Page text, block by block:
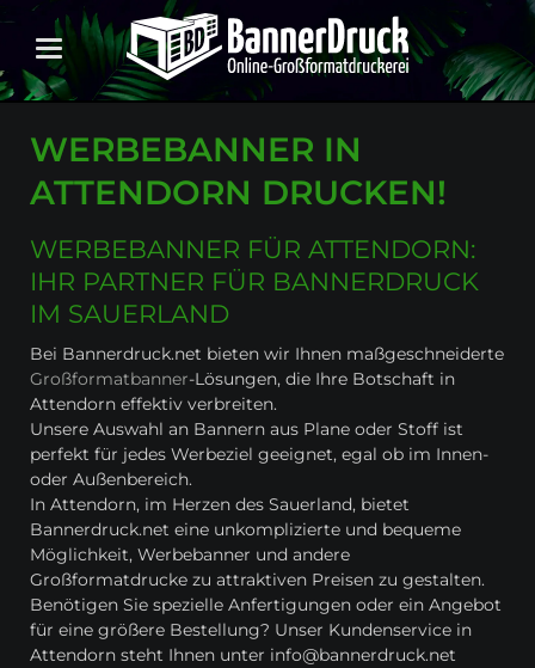
WERBEBANNER IN
ATTENDORN DRUCKEN!
WERBEBANNER FÜR ATTENDORN:
IHR PARTNER FÜR BANNERDRUCK
IM SAUERLAND
Bei Bannerdruck.net bieten wir Ihnen maßgeschneiderte
Großformatbanner-Lösungen, die Ihre Botschaft in
Attendorn effektiv verbreiten.
Unsere Auswahl an Bannern aus Plane oder Stoff ist
perfekt für jedes Werbeziel geeignet, egal ob im Innen-
oder Außenbereich.
In Attendorn, im Herzen des Sauerland, bietet
Bannerdruck.net eine unkomplizierte und bequeme
Möglichkeit, Werbebanner und andere
Großformatdrucke zu attraktiven Preisen zu gestalten.
Benötigen Sie spezielle Anfertigungen oder ein Angebot
für eine größere Bestellung? Unser Kundenservice in
Attendorn steht Ihnen unter info@bannerdruck.net